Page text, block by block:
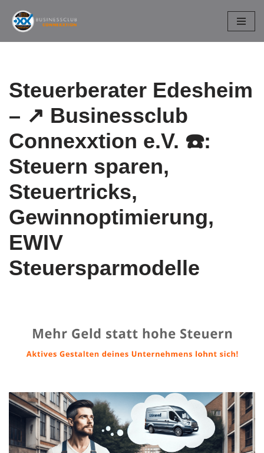
Zum
Steuerberater Edesheim
– ↗️ Businessclub
Connexxtion e.V. ☎️:
Steuern sparen,
Steuertricks,
Gewinnoptimierung,
EWIV
Steuersparmodelle